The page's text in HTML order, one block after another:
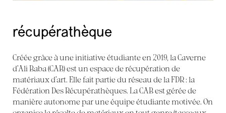
récupérathèque
Créée grâce à une initiative étudiante en 2019, la Caverne
d’Ali Baba (CAB) est un espace de récupération de
matériaux d’art. Elle fait partie du réseau de la FDR : la
Fédération Des Récupérathèques. La CAB est gérée de
manière autonome par une équipe étudiante motivée. On